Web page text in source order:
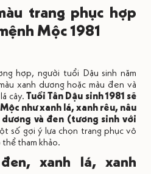
trang phục hợp
Mộc 1981